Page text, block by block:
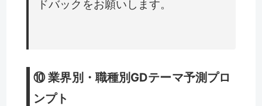
ドバックをお願いします。
⑩ 業界別・職種別GDテーマ予測プロ
ンプト